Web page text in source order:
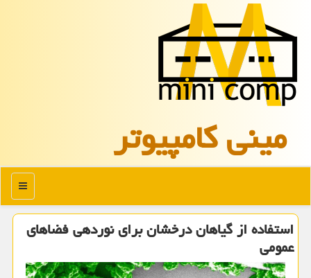
مینی كامپیوتر
منو
استفاده از گیاهان درخشان برای نوردهی فضاهای
عمومی